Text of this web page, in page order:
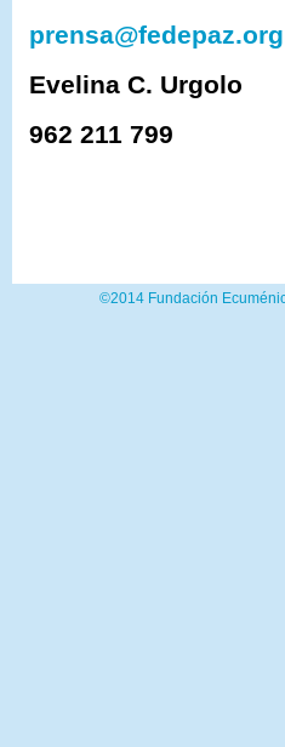
prensa@fedepaz.org
Evelina C. Urgolo
962 211 799
©2014 Fundación